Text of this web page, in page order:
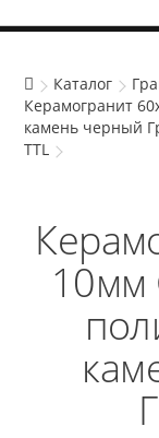
Каталог
Керамогранит
камень черный
TTL
10мм